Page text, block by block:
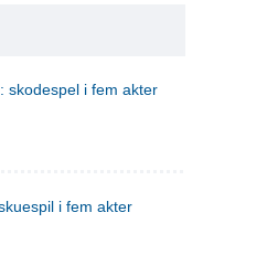
skodespel i fem akter
i fem akter